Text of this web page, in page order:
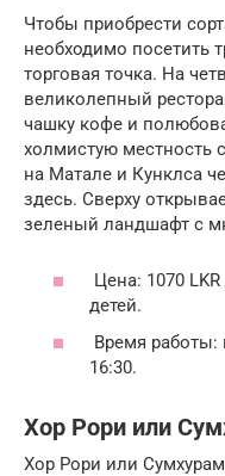
Чтобы приобрести
необходимо посетить
торговая точка. На
великолепный
чашку кофе и
холмистую
на Матале и Кунклса
здесь. Сверху
зеленый ландшафт с
Цена: 1070
детей.
Время работы:
16:30.
Хор Рори или
Хор Рори или Сумхурам